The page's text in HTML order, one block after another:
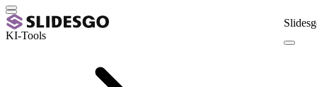
KI-Tools